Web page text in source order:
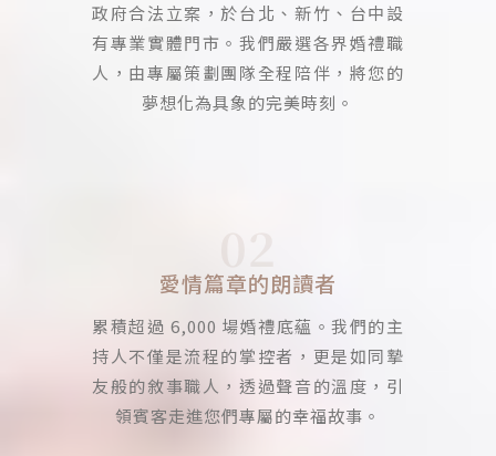
政府合法立案，於台北、新竹、台中設
有專業實體門市。我們嚴選各界婚禮職
人，由專屬策劃團隊全程陪伴，將您的
夢想化為具象的完美時刻。
愛情篇章的朗讀者
累積超過 6,000 場婚禮底蘊。我們的主
持人不僅是流程的掌控者，更是如同摯
友般的敘事職人，透過聲音的溫度，引
領賓客走進您們專屬的幸福故事。